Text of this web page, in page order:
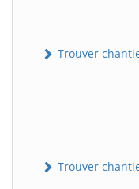
Trouver
Trouver